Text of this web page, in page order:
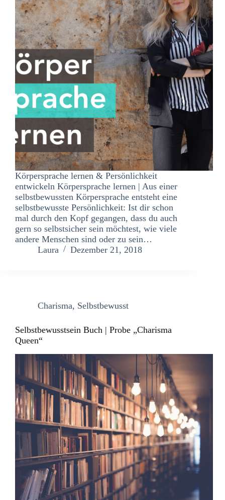
Körpersprache lernen & Persönlichkeit
entwickeln Körpersprache lernen | Aus einer
selbstbewussten Körpersprache entsteht eine
selbstbewusste Persönlichkeit: Ist dir schon
mal durch den Kopf gegangen, dass du auch
gern so selbstsicher sein möchtest, wie viele
andere Menschen sind oder zu sein…
Laura
Dezember 21, 2018
Charisma, Selbstbewusst
Selbstbewusstsein Buch | Probe „Charisma
Queen“